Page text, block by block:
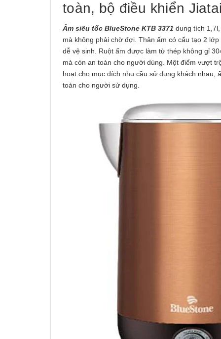
toàn, bộ điều khiển
Ấm siêu tốc BlueStone KTB 3371 dung tích
mà không phải chờ đợi. Thân ấm có cấu tạo 2
dễ vệ sinh. Ruột ấm được làm từ thép không gỉ
mà còn an toàn cho người dùng. Một điểm vượt
hoạt cho mục đích nhu cầu sử dụng khách
toàn cho người sử dụng.